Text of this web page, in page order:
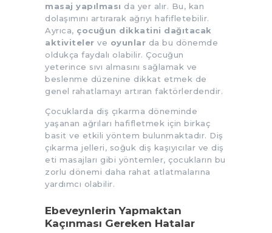
masaj yapılması da yer alır. Bu, kan
dolaşımını artırarak ağrıyı hafifletebilir.
Ayrıca, çocuğun dikkatini dağıtacak
aktiviteler ve oyunlar da bu dönemde
oldukça faydalı olabilir. Çocuğun
yeterince sıvı almasını sağlamak ve
beslenme düzenine dikkat etmek de
genel rahatlamayı artıran faktörlerdendir.
Çocuklarda diş çıkarma döneminde
yaşanan ağrıları hafifletmek için birkaç
basit ve etkili yöntem bulunmaktadır. Diş
çıkarma jelleri, soğuk diş kaşıyıcılar ve diş
eti masajları gibi yöntemler, çocukların bu
zorlu dönemi daha rahat atlatmalarına
yardımcı olabilir.
Ebeveynlerin Yapmaktan
Kaçınması Gereken Hatalar